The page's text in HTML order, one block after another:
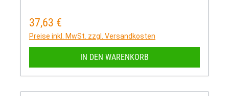
Regulärer Preis:
37,63 €
Preise inkl. MwSt. zzgl. Versandkosten
IN DEN WARENKORB